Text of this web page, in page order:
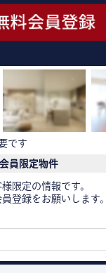
です
員限定物件
限定の情報です。
登録をお願いします。